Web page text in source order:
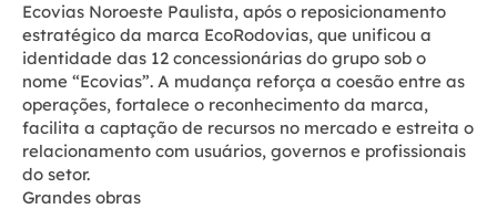
Ecovias Noroeste Paulista, após o reposicionamento
estratégico da marca EcoRodovias, que unificou a
identidade das 12 concessionárias do grupo sob o
nome “Ecovias”. A mudança reforça a coesão entre as
operações, fortalece o reconhecimento da marca,
facilita a captação de recursos no mercado e estreita o
relacionamento com usuários, governos e profissionais
do setor.
Grandes obras